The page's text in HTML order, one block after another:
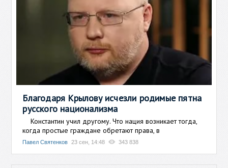
Благодаря Крылову исчезли родимые пятна
русского национализма
Константин учил другому. Что нация возникает тогда,
когда простые граждане обретают права, в
Павел Святенков 23 сен, 14:48 343 838